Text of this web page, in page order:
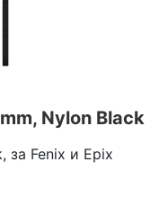
Nylon Black
за Fenix и Epix